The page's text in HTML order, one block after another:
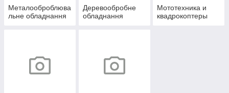
Металооброблюва
льне обладнання
Деревообробне
обладнання
Мототехника и
квадрокоптеры